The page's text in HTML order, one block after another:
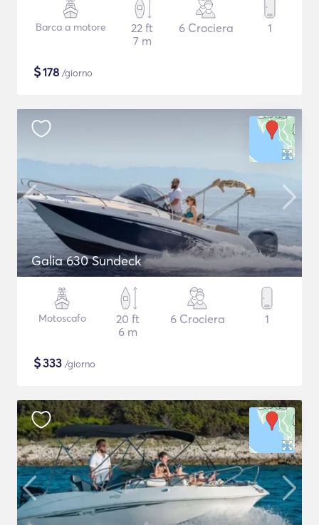
Barca a motore
22 ft
7 m
6 Crociera 1
$178 /giorno
Galia 630 Sundeck
Motoscafo
20 ft
6 m
6 Crociera 1
$333 /giorno